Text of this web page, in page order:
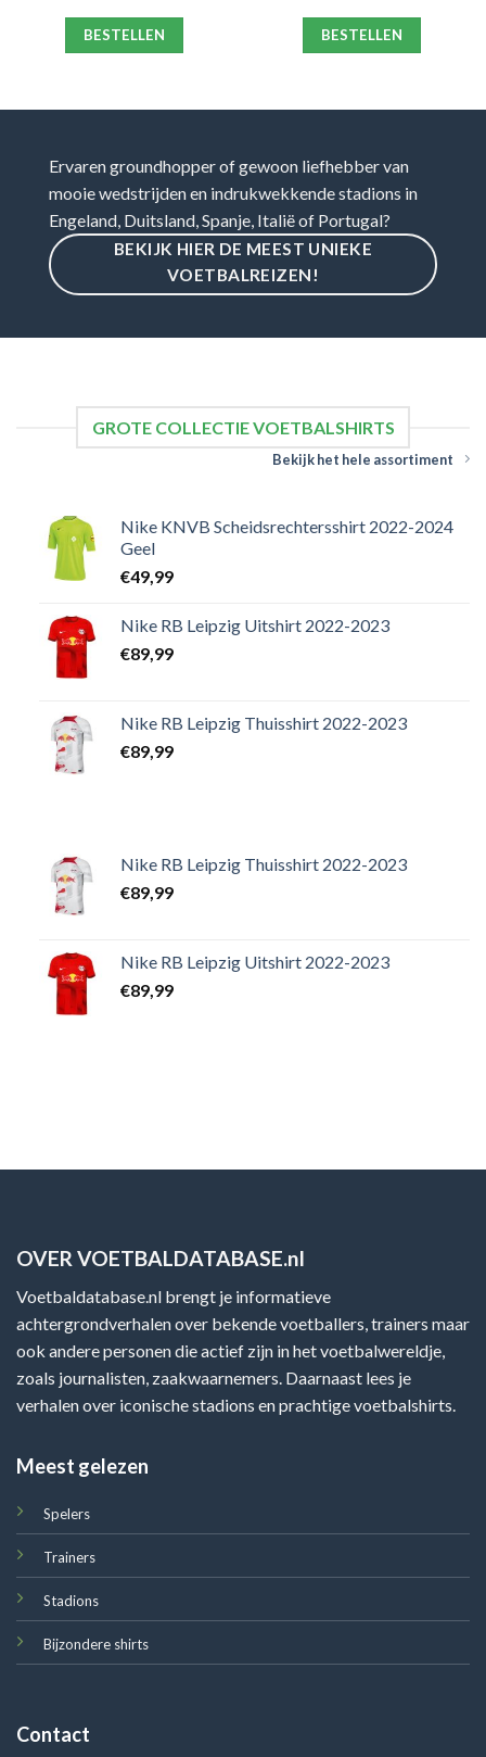
BESTELLEN BESTELLEN
Ervaren groundhopper of gewoon liefhebber van
mooie wedstrijden en indrukwekkende stadions in
Engeland, Duitsland, Spanje, Italië of Portugal?
BEKIJK HIER DE MEEST UNIEKE
VOETBALREIZEN!
GROTE COLLECTIE VOETBALSHIRTS
Bekijk het hele assortiment
Nike KNVB Scheidsrechtersshirt 2022-2024
Geel
€49,99
Nike RB Leipzig Uitshirt 2022-2023
€89,99
Nike RB Leipzig Thuisshirt 2022-2023
€89,99
Nike RB Leipzig Thuisshirt 2022-2023
€89,99
Nike RB Leipzig Uitshirt 2022-2023
€89,99
OVER VOETBALDATABASE.nl
Voetbaldatabase.nl brengt je informatieve
achtergrondverhalen over bekende voetballers, trainers maar
ook andere personen die actief zijn in het voetbalwereldje,
zoals journalisten, zaakwaarnemers. Daarnaast lees je
verhalen over iconische stadions en prachtige voetbalshirts.
Meest gelezen
Spelers
Trainers
Stadions
Bijzondere shirts
Contact